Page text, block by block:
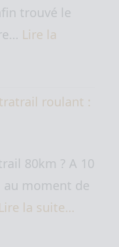
trouvé le
Lire la
roulant :
80km ? A 10
au moment de
Lire la suite…